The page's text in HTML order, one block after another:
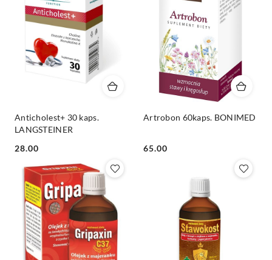
Anticholest+ 30 kaps.
LANGSTEINER
Cena:
28.00
Artrobon 60kaps. BONIMED
Cena:
65.00